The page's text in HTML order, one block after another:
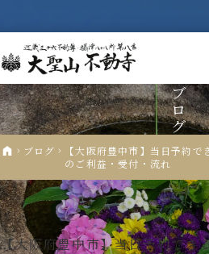
ブ
ロ
グ
ブログ
【大阪府豊中市】当日予約
のご利益・受付・流れ
厄除祈願
【大阪府豊中市】当日予約でき